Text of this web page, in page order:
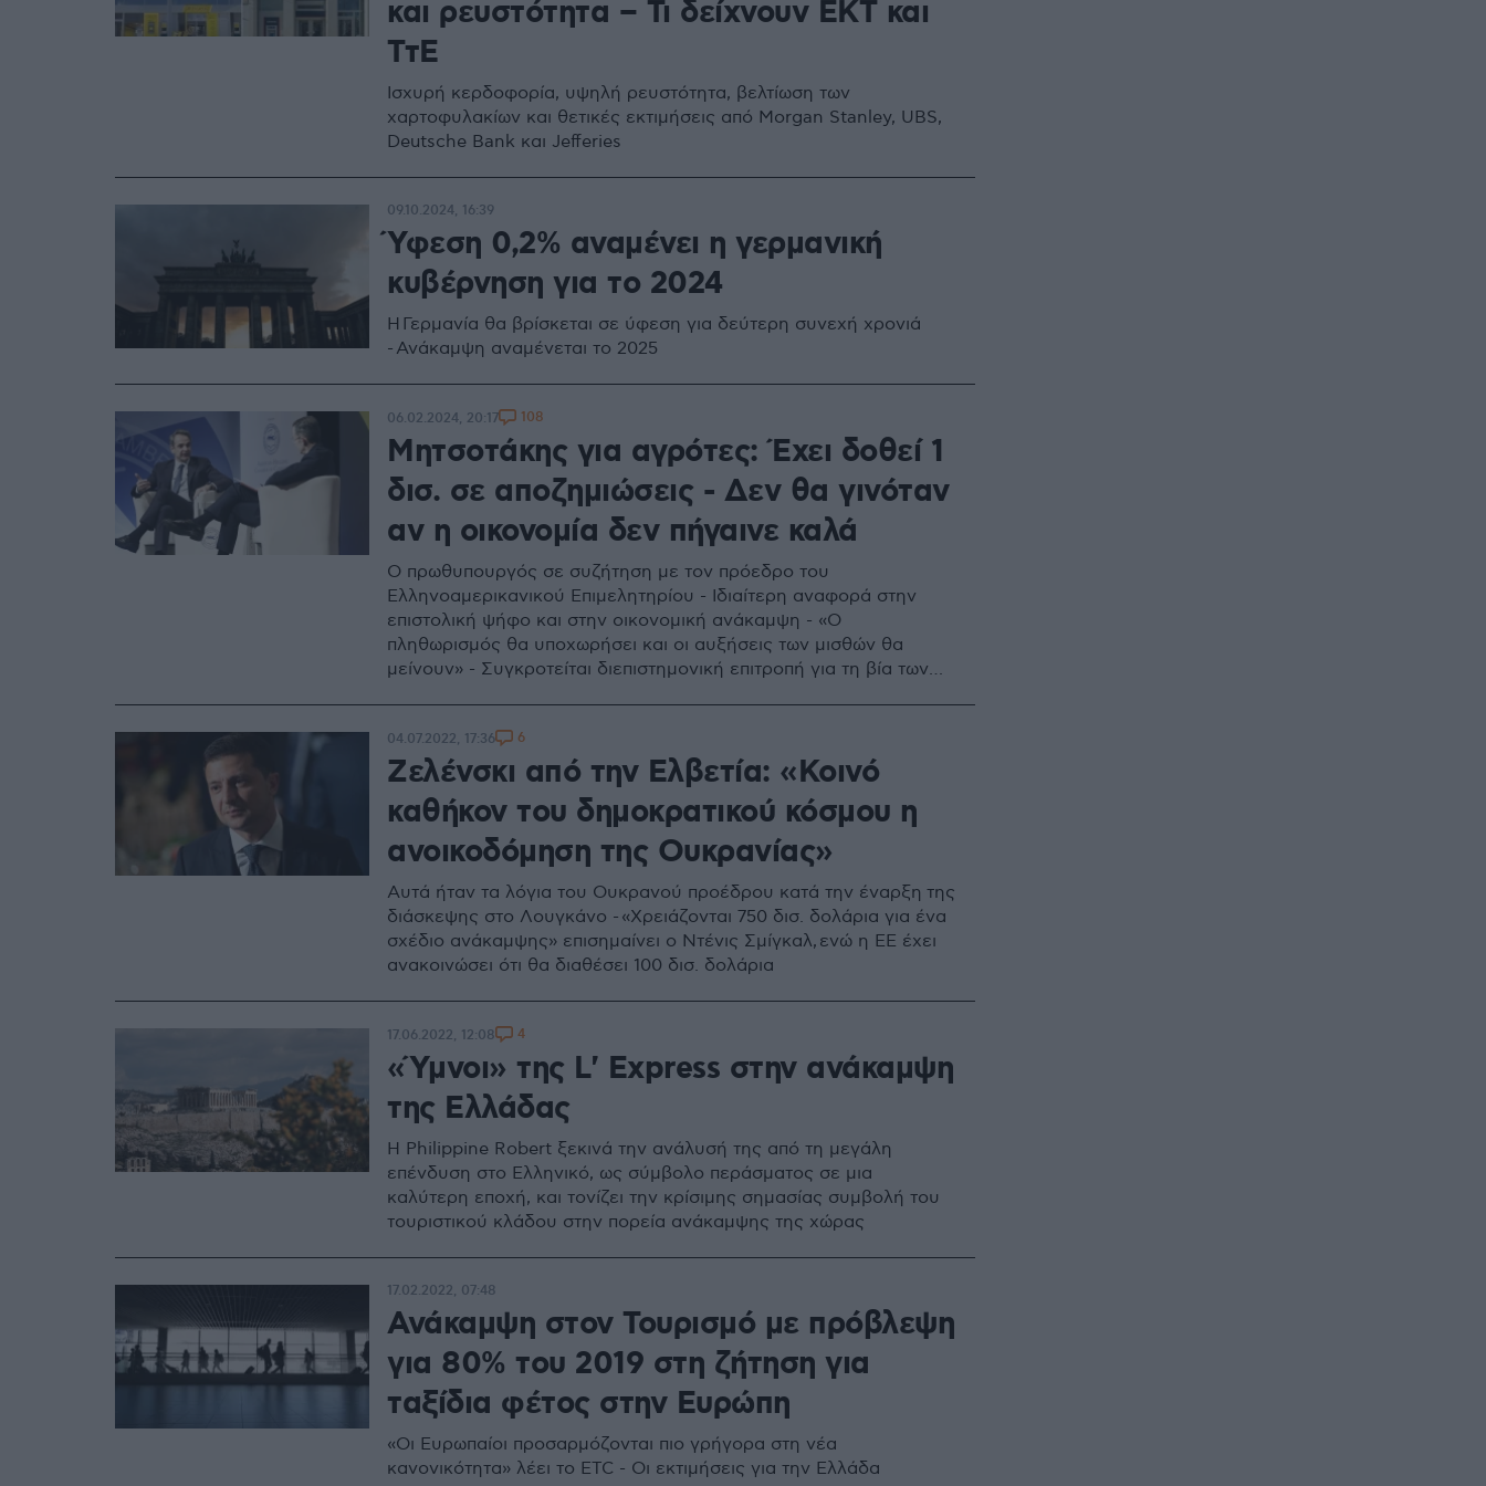
και ρευστότητα – Τι δείχνουν ΕΚΤ και
ΤτΕ
Ισχυρή κερδοφορία, υψηλή ρευστότητα, βελτίωση των
χαρτοφυλακίων και θετικές εκτιμήσεις από Morgan Stanley, UBS,
Deutsche Bank και Jefferies
Ύφεση 0,2% αναμένει η γερμανική
κυβέρνηση για το 2024
Η Γερμανία θα βρίσκεται σε ύφεση για δεύτερη συνεχή χρονιά
- Ανάκαμψη αναμένεται το 2025
09.10.2024, 16:39
Μητσοτάκης για αγρότες: Έχει δοθεί 1
δισ. σε αποζημιώσεις - Δεν θα γινόταν
αν η οικονομία δεν πήγαινε καλά
Ο πρωθυπουργός σε συζήτηση με τον πρόεδρο του
Ελληνοαμερικανικού Επιμελητηρίου - Ιδιαίτερη αναφορά στην
επιστολική ψήφο και στην οικονομική ανάκαμψη - «Ο
πληθωρισμός θα υποχωρήσει και οι αυξήσεις των μισθών θα
μείνουν» - Συγκροτείται διεπιστημονική επιτροπή για τη βία των
06.02.2024, 20:17 108
Ζελένσκι από την Ελβετία: «Κοινό
καθήκον του δημοκρατικού κόσμου η
ανοικοδόμηση της Ουκρανίας»
Αυτά ήταν τα λόγια του Ουκρανού προέδρου κατά την έναρξη της
διάσκεψης στο Λουγκάνο - «Χρειάζονται 750 δισ. δολάρια για ένα
σχέδιο ανάκαμψης» επισημαίνει ο Ντένις Σμίγκαλ, ενώ η ΕΕ έχει
ανακοινώσει ότι θα διαθέσει 100 δισ. δολάρια
04.07.2022, 17:36 6
«Ύμνοι» της L' Express στην ανάκαμψη
της Ελλάδας
Η Philippine Robert ξεκινά την ανάλυσή της από τη μεγάλη
επένδυση στο Ελληνικό, ως σύμβολο περάσματος σε μια
καλύτερη εποχή, και τονίζει την κρίσιμης σημασίας συμβολή του
τουριστικού κλάδου στην πορεία ανάκαμψης της χώρας
17.06.2022, 12:08 4
Ανάκαμψη στον Τουρισμό με πρόβλεψη
για 80% του 2019 στη ζήτηση για
ταξίδια φέτος στην Ευρώπη
«Οι Ευρωπαίοι προσαρμόζονται πιο γρήγορα στη νέα
κανονικότητα» λέει το ETC - Οι εκτιμήσεις για την Ελλάδα
17.02.2022, 07:48